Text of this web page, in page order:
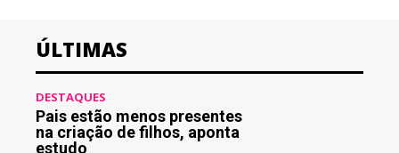
ÚLTIMAS
DESTAQUES
Pais estão menos presentes
na criação de filhos, aponta
estudo